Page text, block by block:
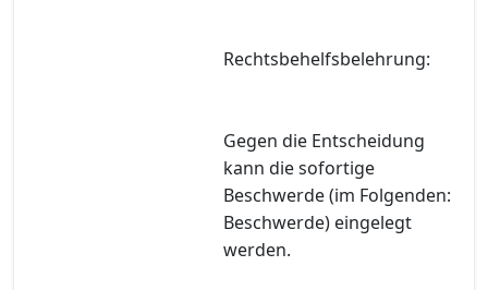
Rechtsbehelfsbelehrung:
Gegen die Entscheidung
kann die sofortige
Beschwerde (im Folgenden:
Beschwerde) eingelegt
werden.